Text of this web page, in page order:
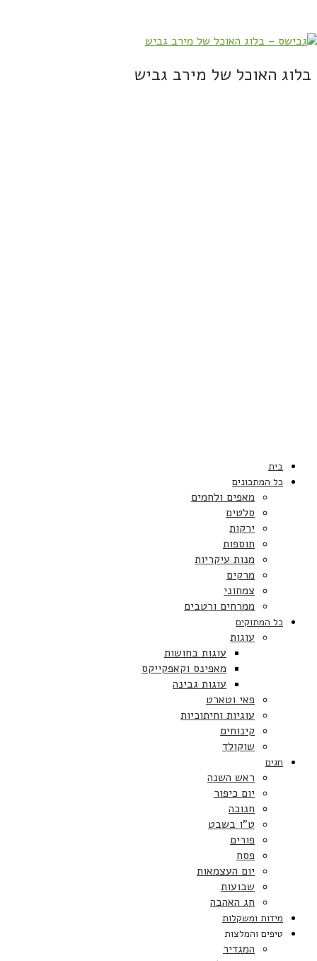
בלוג האוכל של מירב גביש
בית
כל המתכונים
מאפים ולחמים
סלטים
ירקות
תוספות
מנות עיקריות
מרקים
צמחוני
ממרחים ורטבים
כל המתוקים
עוגות
עוגות בחושות
מאפינס וקאפקייקס
עוגות גבינה
פאי וטארט
עוגיות וחיתוכיות
קינוחים
שוקולד
חגים
ראש השנה
יום כיפור
חנוכה
ט”ו בשבט
פורים
פסח
יום העצמאות
שבועות
חג האהבה
מידות ומשקלות
טיפים והמלצות
המגדיר